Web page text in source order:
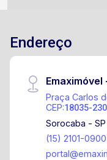
Endereço
Praça Carlos
CEP:18035-230
Sorocaba - SP
(15) 2101-0900